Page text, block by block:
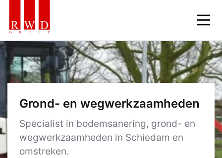
Skip
content
Grond- en wegwerkzaamheden
Specialist in bodemsanering, grond- en
wegwerkzaamheden in Schiedam en
omstreken.